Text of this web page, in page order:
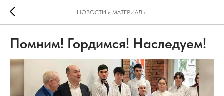
НОВОСТИ и МАТЕРИАЛЫ
Помним! Гордимся! Наследуем!